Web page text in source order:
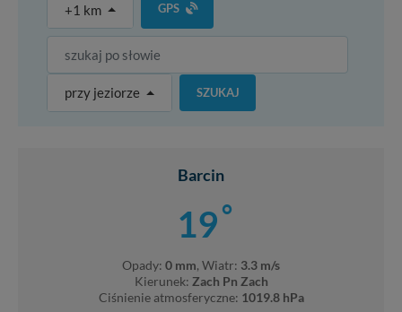
+1 km GPS
przy jeziorze SZUKAJ
Barcin
19°
Opady: 0 mm, Wiatr: 3.3 m/s
Kierunek: Zach Pn Zach
Ciśnienie atmosferyczne: 1019.8 hPa